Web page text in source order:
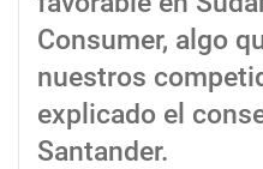
Consumer, algo
nuestros
explicado el
Santander.